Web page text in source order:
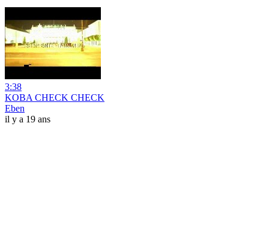
3:38
KOBA CHECK CHECK
Eben
il y a 19 ans